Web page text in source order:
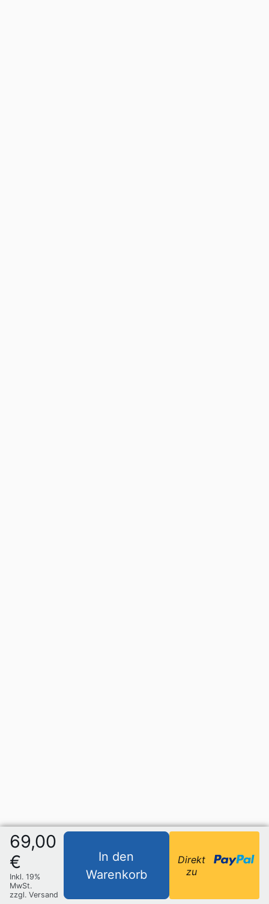
69,00
€
Inkl. 19%
MwSt.
zzgl. Versand
In den
Warenkorb
Direkt
zu